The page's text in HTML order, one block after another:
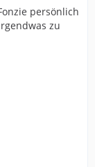
persönlich
zu